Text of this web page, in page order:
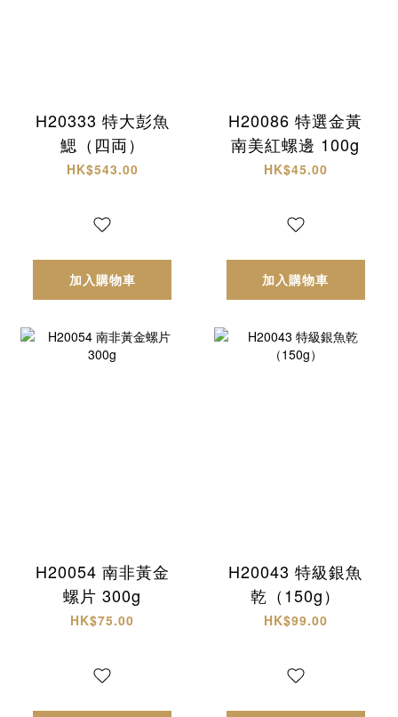
H20333 特大彭魚
鰓（四両）
HK$543.00
加入購物車
H20086 特選金黃
南美紅螺邊 100g
HK$45.00
加入購物車
H20054 南非黃金
螺片 300g
HK$75.00
H20043 特級銀魚
乾（150g）
HK$99.00